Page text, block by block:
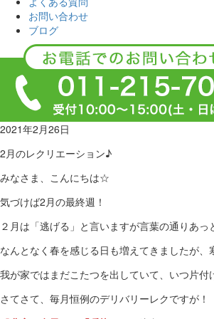
お問い合わせ
ブログ
2021年2月26日
2月のレクリエーション♪
みなさま、こんにちは☆
気づけば2月の最終週！
２月は「逃げる」と言いますが言葉の通りあ
なんとなく春を感じる日も増えてきましたが
我が家ではまだこたつを出していて、いつ片
さてさて、毎月恒例のデリバリーレクですが！